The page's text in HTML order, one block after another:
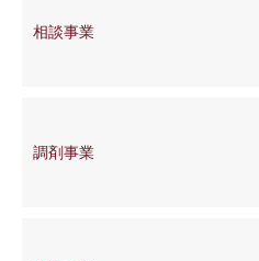
相談事業
調剤事業